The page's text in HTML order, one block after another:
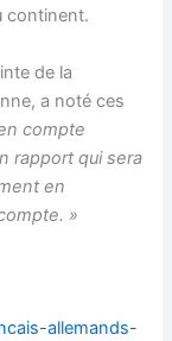
continent.
de la
a noté ces
compte
rapport qui sera
en
»
allemands-